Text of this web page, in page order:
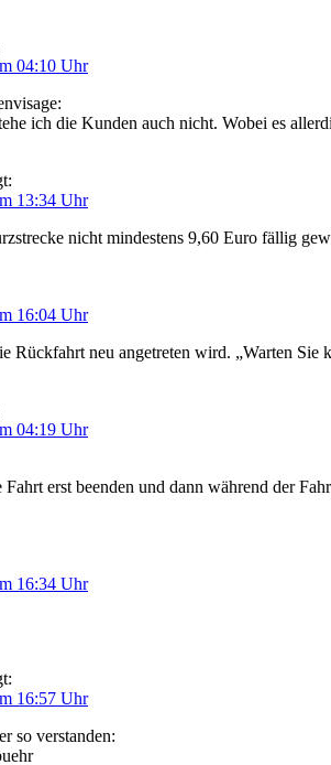
04:10 Uhr
ich die Kunden auch nicht. Wobei es
13:34 Uhr
nicht mindestens 9,60 Euro fällig
16:04 Uhr
Rückfahrt neu angetreten wird. „Warten
04:19 Uhr
Fahrt erst beenden und dann während der
16:34 Uhr
16:57 Uhr
so verstanden: